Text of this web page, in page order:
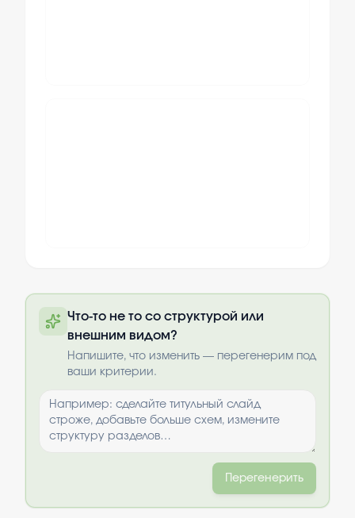
по почте после оплаты
Что-то не то со структурой или
внешним видом?
Напишите, что изменить — перегенерим под
ваши критерии.
Перегенерить